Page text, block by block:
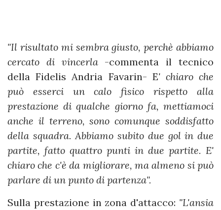
"Il risultato mi sembra giusto, perchè abbiamo
cercato di vincerla-commenta il tecnico
della Fidelis Andria Favarin- E' chiaro che
può esserci un calo fisico rispetto alla
prestazione di qualche giorno fa, mettiamoci
anche il terreno, sono comunque soddisfatto
della squadra. Abbiamo subito due gol in due
partite, fatto quattro punti in due partite. E'
chiaro che c'è da migliorare, ma almeno si può
parlare di un punto di partenza".
Sulla prestazione in zona d'attacco: "L'ansia